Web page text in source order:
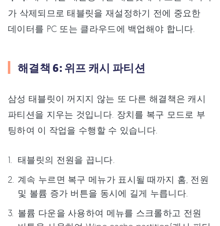
가 삭제되므로 태블릿을 재설정하기 전에 중요한
데이터를 PC 또는 클라우드에 백업해야 합니다.
해결책 6: 위프 캐시 파티션
삼성 태블릿이 꺼지지 않는 또 다른 해결책은 캐시
파티션을 지우는 것입니다. 장치를 복구 모드로 부
팅하여 이 작업을 수행할 수 있습니다.
태블릿의 전원을 끕니다.
계속 누르면 복구 메뉴가 표시될 때까지 홈, 전원
및 볼륨 증가 버튼을 동시에 길게 누릅니다.
볼륨 다운을 사용하여 메뉴를 스크롤하고 전원